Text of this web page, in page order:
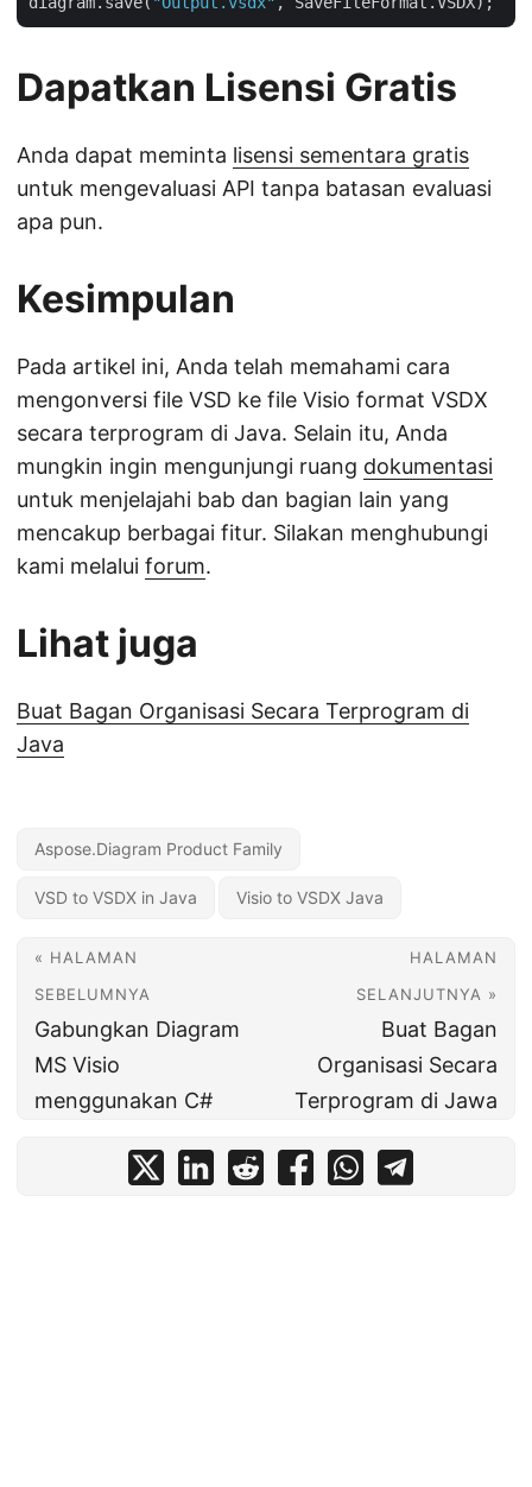
Dapatkan Lisensi Gratis
Anda dapat meminta lisensi sementara gratis
untuk mengevaluasi API tanpa batasan evaluasi
apa pun.
Kesimpulan
Pada artikel ini, Anda telah memahami cara
mengonversi file VSD ke file Visio format VSDX
secara terprogram di Java. Selain itu, Anda
mungkin ingin mengunjungi ruang dokumentasi
untuk menjelajahi bab dan bagian lain yang
mencakup berbagai fitur. Silakan menghubungi
kami melalui forum.
Lihat juga
Buat Bagan Organisasi Secara Terprogram di
Java
Aspose.Diagram Product Family
VSD to VSDX in Java Visio to VSDX Java
« HALAMAN
SEBELUMNYA
Gabungkan Diagram
MS Visio
menggunakan C#
HALAMAN
SELANJUTNYA »
Buat Bagan
Organisasi Secara
Terprogram di Jawa